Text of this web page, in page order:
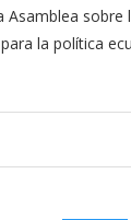
Asamblea
la política